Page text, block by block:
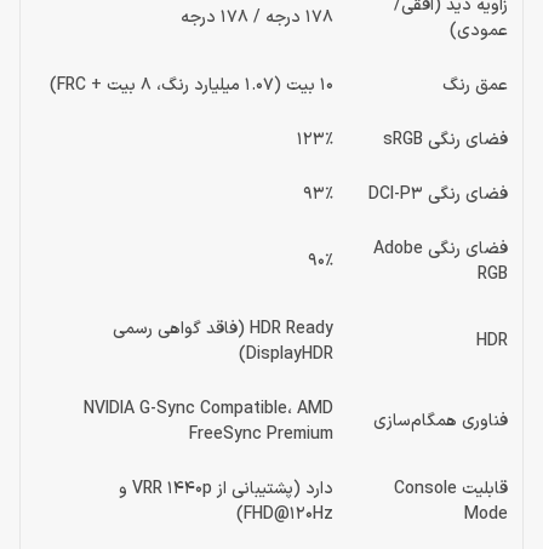
عمودی)
178 درجه / 178 درجه
عمق رنگ 10 بیت (1.07 میلیارد رنگ، 8 بیت + FRC)
فضای رنگی sRGB 123٪
فضای رنگی DCI-P3 93٪
فضای رنگی Adobe
RGB
90٪
HDR
HDR Ready (فاقد گواهی رسمی
DisplayHDR)
فناوری همگام‌سازی
NVIDIA G-Sync Compatible، AMD
FreeSync Premium
قابلیت Console
Mode
دارد (پشتیبانی از VRR 1440p و
FHD@120Hz)